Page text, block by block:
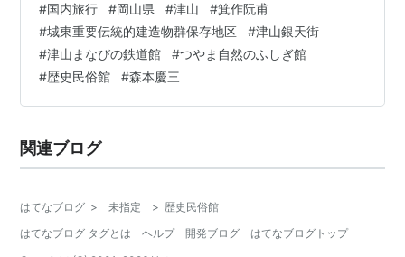
作阮甫(みつくりげんぽ)」という作家の像で、日本に「ペ
リー」が来航したときにアメリカ大統領の国書を翻訳し
た人物らしい。 後ろには蒸気機関車「C11-80号」が展示
されていた。 駅の構内へ。 天井の大きな鶴の絵が印象に
残っている。 このレトロな駅舎も良かったのだが、2024
#国内旅行 #岡山県 #津山 #箕作阮甫
#城東重要伝統的建造物群保存地区 #津山銀天街
#津山まなびの鉄道館 #つやま自然のふしぎ館
#歴史民俗館 #森本慶三
関連ブログ
はてなブログ > 未指定 > 歴史民俗館
はてなブログ タグとは
ヘルプ 開発ブログ
はてなブログトップ